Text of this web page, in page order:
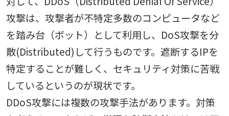
攻撃は、攻撃者が不特定多数のコンピュータなど
を踏み台（ボット）として利用し、DoS攻撃を分
散(Distributed)して行うものです。遮断するIPを
特定することが難しく、セキュリティ対策に苦戦
しているというのが現状です。
DDoS攻撃には複数の攻撃手法があります。対策